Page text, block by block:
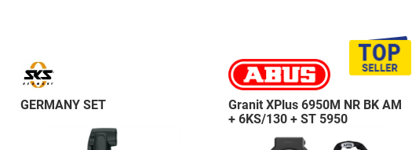
GERMANY SET
Granit XPlus 6950M NR BK AM
+ 6KS/130 + ST 5950